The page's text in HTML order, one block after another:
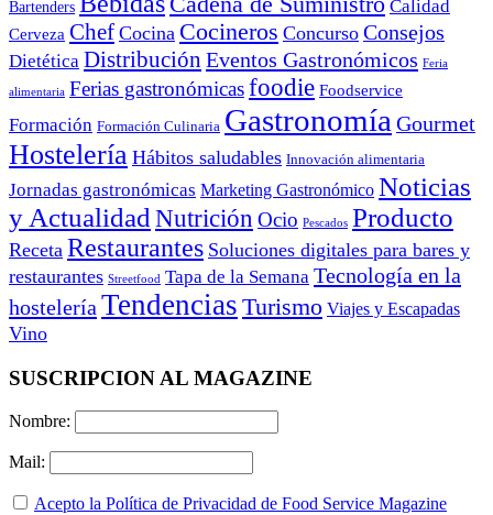
Bartenders Calidad
Cerveza Chef Cocina Cocineros Concurso Consejos
Dietética Distribución Eventos Gastronómicos Feria
alimentaria Ferias gastronómicasfoodie Foodservice
Formación Formación Culinaria Gastronomía Gourmet
Hostelería Hábitos saludables Innovación alimentaria
Jornadas gastronómicas Marketing Gastronómico Noticias
y Actualidad Nutrición Ocio Pescados Producto
Receta Restaurantes Soluciones digitales para bares y
restaurantes Streetfood Tapa de la Semana Tecnología en la
hostelería Tendencias Turismo Viajes y Escapadas
Vino
SUSCRIPCION AL MAGAZINE
Nombre:
Mail:
Acepto la Política de Privacidad de Food Service Magazine